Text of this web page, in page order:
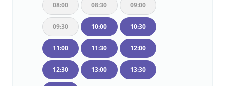
08:00 08:30 09:00
09:30 10:00 10:30
11:00 11:30 12:00
12:30 13:00 13:30